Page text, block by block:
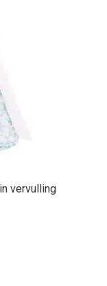
vervulling